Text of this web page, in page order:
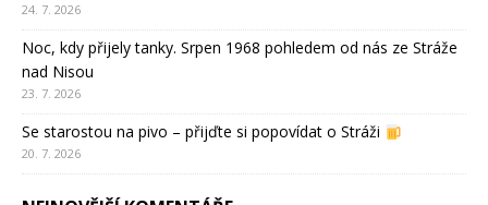
24. 7. 2026
Noc, kdy přijely tanky. Srpen 1968 pohledem od nás ze Stráže
nad Nisou
23. 7. 2026
Se starostou na pivo – přijďte si popovídat o Stráži
20. 7. 2026